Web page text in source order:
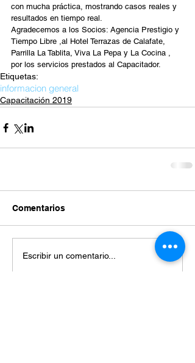
con mucha práctica, mostrando casos reales y
resultados en tiempo real.
Agradecemos a los Socios: Agencia Prestigio y
Tiempo Libre ,al Hotel Terrazas de Calafate,
Parrilla La Tablita, Viva La Pepa y La Cocina ,
por los servicios prestados al Capacitador.
Etiquetas:
informacion general
Capacitación 2019
Comentarios
Escribir un comentario...